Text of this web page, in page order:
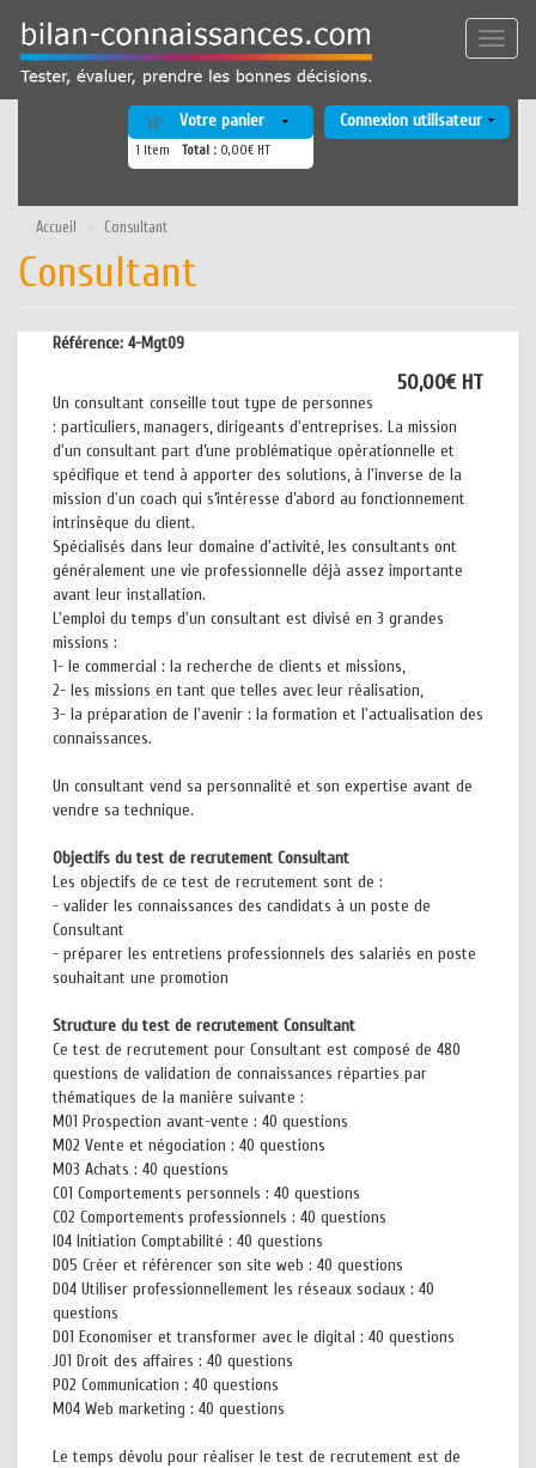
contenu
principal
Toggle
Votre panier
1 Item Total : 0,00€ HT
Connexion utilisateur
Accueil Consultant
Consultant
Référence: 4-Mgt09
50,00€ HT
Un consultant conseille tout type de personnes
: particuliers, managers, dirigeants d'entreprises. La mission
d'un consultant part d’une problématique opérationnelle et
spécifique et tend à apporter des solutions, à l'inverse de la
mission d'un coach qui s’intéresse d’abord au fonctionnement
intrinsèque du client.
Spécialisés dans leur domaine d'activité, les consultants ont
généralement une vie professionnelle déjà assez importante
avant leur installation.
L'emploi du temps d'un consultant est divisé en 3 grandes
missions :
1- le commercial : la recherche de clients et missions,
2- les missions en tant que telles avec leur réalisation,
3- la préparation de l'avenir : la formation et l'actualisation des
connaissances.
Un consultant vend sa personnalité et son expertise avant de
vendre sa technique.
Objectifs du test de recrutement Consultant
Les objectifs de ce test de recrutement sont de :
- valider les connaissances des candidats à un poste de
Consultant
- préparer les entretiens professionnels des salariés en poste
souhaitant une promotion
Structure du test de recrutement Consultant
Ce test de recrutement pour Consultant est composé de 480
questions de validation de connaissances réparties par
thématiques de la manière suivante :
M01 Prospection avant-vente : 40 questions
M02 Vente et négociation : 40 questions
M03 Achats : 40 questions
C01 Comportements personnels : 40 questions
C02 Comportements professionnels : 40 questions
I04 Initiation Comptabilité : 40 questions
D05 Créer et référencer son site web : 40 questions
D04 Utiliser professionnellement les réseaux sociaux : 40
questions
D01 Economiser et transformer avec le digital : 40 questions
J01 Droit des affaires : 40 questions
P02 Communication : 40 questions
M04 Web marketing : 40 questions
Le temps dévolu pour réaliser le test de recrutement est de